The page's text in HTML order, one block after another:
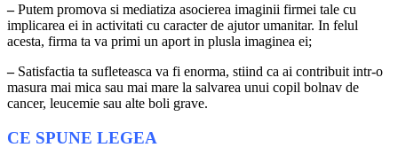
–Putem promova si mediatiza asocierea imaginii firmei tale cu
implicarea ei in activitati cu caracter de ajutor umanitar. In felul
acesta, firma ta va primi un aport in plusla imaginea ei;
– Satisfactia ta sufleteasca va fi enorma, stiind ca ai contribuit intr-o
masura mai mica sau mai mare la salvarea unui copil bolnav de
cancer, leucemie sau alte boli grave.
CE SPUNE LEGEA